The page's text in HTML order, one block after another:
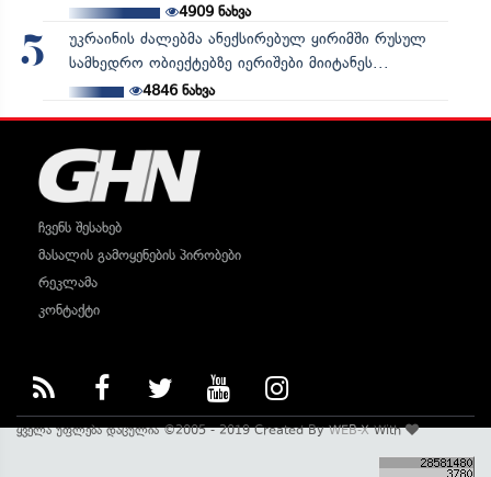
4909ნახვა
5
უკრაინის ძალებმა ანექსირებულ ყირიმში რუსულ
სამხედრო ობიექტებზე იერიშები მიიტანეს...
4846ნახვა
ჩვენს შესახებ
მასალის გამოყენების პირობები
რეკლამა
კონტაქტი
ყველა უფლება დაცულია ©2005 - 2019 Created ByWEB-XWith